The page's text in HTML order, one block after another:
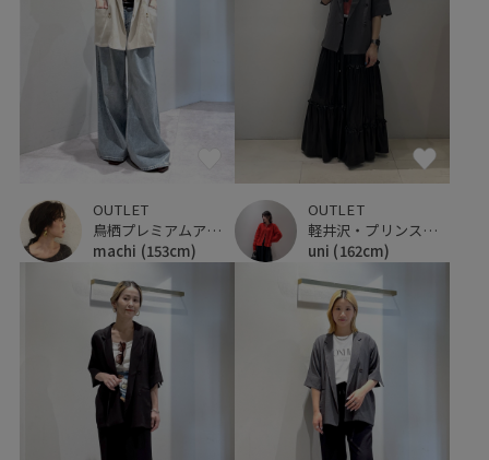
OUTLET
鳥栖プレミアムアウトレット
machi (153cm)
OUTLET
軽井沢・プリンスショッピングプラザ
uni (162cm)